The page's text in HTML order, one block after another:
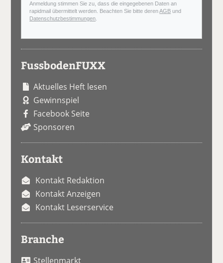
Anmeldung stimmen Sie zu, dass die eingegebenen Daten an
rapidmail übermittelt werden. Beachten Sie bitte derenAGB und
Datenschutzbestimmungen
FussbodenFUXX
Aktuelles Heft lesen
Gewinnspiel
Facebook Seite
Sponsoren
Kontakt
Kontakt Redaktion
Kontakt Anzeigen
Kontakt Leserservice
Branche
Stellenmarkt